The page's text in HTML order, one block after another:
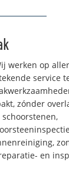
werken op
service
zónder
en